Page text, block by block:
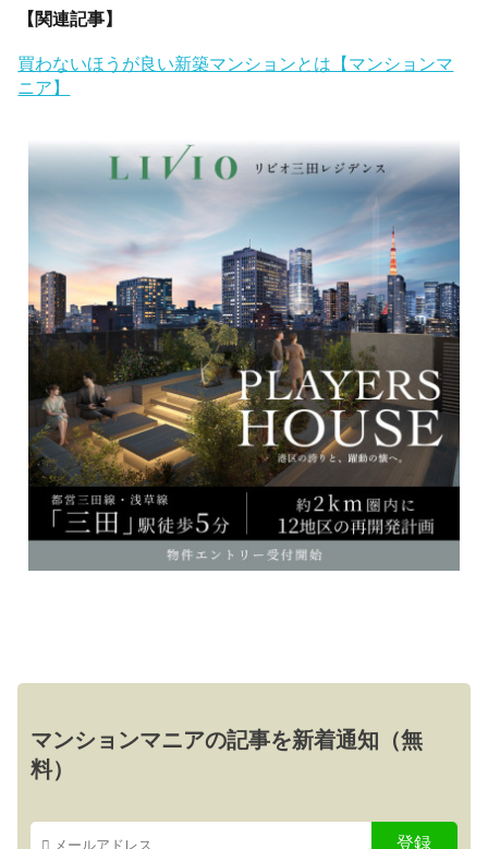
【関連記事】
買わないほうが良い新築マンションとは【マンションマ
ニア】
マンションマニアの記事を新着通知（無
料）